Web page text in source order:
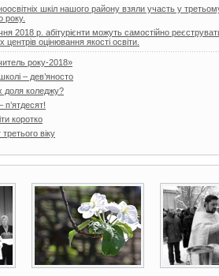
шкіл нашого району взяли участь у
року.
2018 р. абітурієнти можуть самостійно
центрів оцінювання якості освіти.
року-2018»
– дев’яносто
доля коледжу?
п’ятдесят!
коротко
віку
19 фото 3 фото